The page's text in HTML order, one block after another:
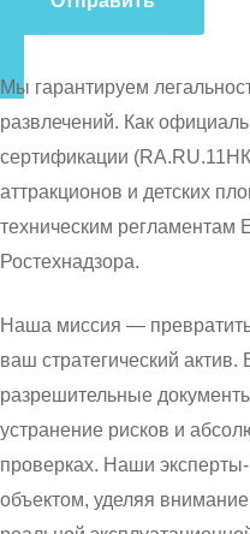
Мы гарантируем
развлечений. Как
сертификации
аттракционов и детских
техническим
Ростехнадзора.
Наша миссия —
ваш стратегический
разрешительные
устранение рисков и
проверках. Наши
объектом, уделяя